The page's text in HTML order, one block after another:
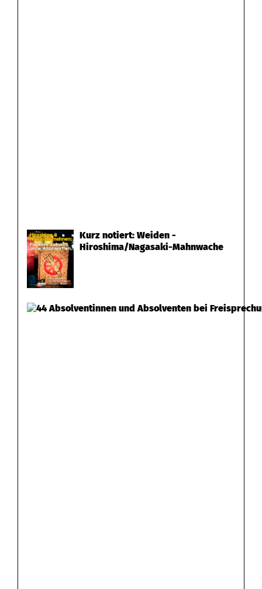
Kurz notiert: Weiden -
Hiroshima/Nagasaki-Mahnwache